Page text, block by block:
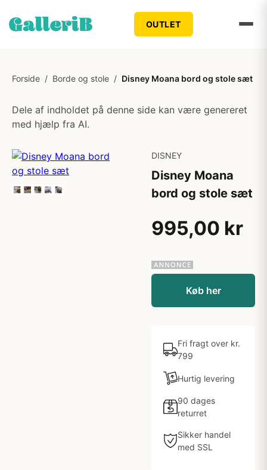
OUTLET
Forside / Borde og stole / Disney Moana bord og stole sæt
Dele af indholdet på denne side kan være genereret
med hjælp fra AI.
DISNEY
Disney Moana
bord og stole sæt
995,00 kr
Køb her
Fri fragt over kr.
799
Hurtig levering
90 dages
returret
Sikker handel
med SSL